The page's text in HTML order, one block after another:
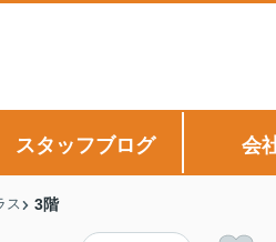
スタッフブログ 会
ス 3階